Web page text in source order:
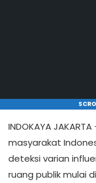
INDOKAYA JAKARTA
masyarakat
deteksi varian
ruang publikmulai